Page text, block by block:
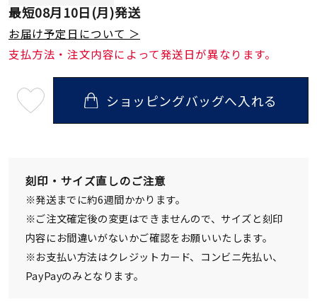
最短08月10日(月)発送
お届け予定日について ＞
支払方法・注文内容によって発送日が異なります。
08
送
¥68,200 (tax
in)
ショッピングバッグへ入れる
刻印・サイズ直しのご注意
※発送までに約6週間かかります。
※ご注文確定後の変更はできませんので、サイズと刻印
内容にお間違いがないかご確認をお願いいたします。
※お支払い方法はクレジットカード、コンビニ先払い、
PayPayのみとなります。